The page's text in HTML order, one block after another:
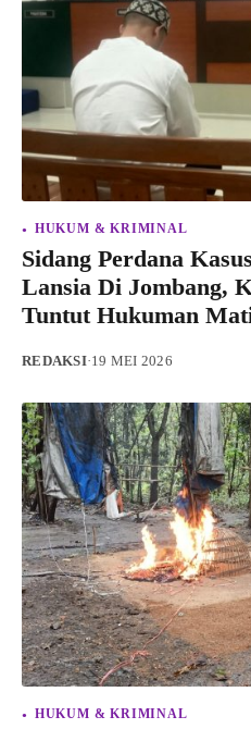
HUKUM & KRIMINAL
Sidang Perdana
Lansia Di Jombang,
Tuntut Hukuman
REDAKSI·19 MEI 2026
HUKUM & KRIMINAL